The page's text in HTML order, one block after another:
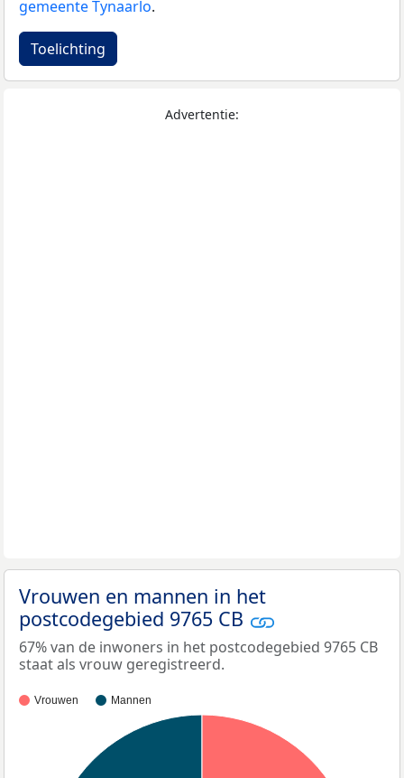
gemeente Tynaarlo.
Toelichting
Advertentie:
Vrouwen en mannen in het
postcodegebied 9765 CB
67% van de inwoners in het postcodegebied 9765 CB
staat als vrouw geregistreerd.
Vrouwen Mannen